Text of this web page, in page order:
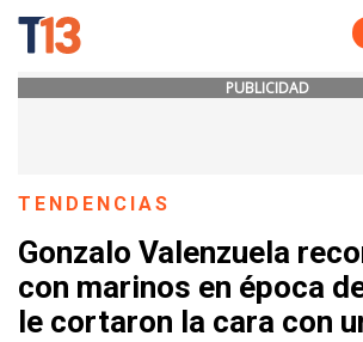
PUBLICIDAD
TENDENCIAS
Gonzalo Valenzuela
con marinos en época
le cortaron la cara con